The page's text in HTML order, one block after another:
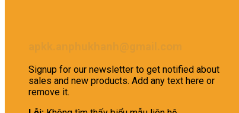
Signup for our newsletter to get notified about
sales and new products. Add any text here or
remove it.